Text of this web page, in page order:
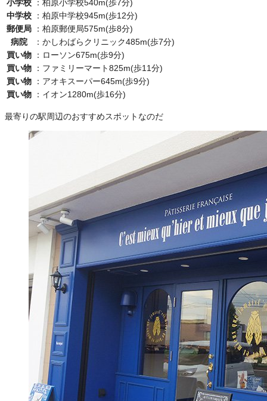
小学校 ： 柏原小学校540m(歩7分)
中学校
： 柏原中学校945m(歩12分)
郵便局
： 柏原郵便局575m(歩8分)
病院
： かしわばらクリニック485m(歩7分)
買い物
： ローソン675m(歩9分)
買い物
： ファミリーマート825m(歩11分)
買い物
： アオキスーパー645m(歩9分)
買い物
： イオン1280m(歩16分)
最寄りの駅周辺のおすすめスポットなのだ